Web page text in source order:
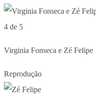
4 de 5
Virginia Fonseca e Zé Felipe
Reprodução